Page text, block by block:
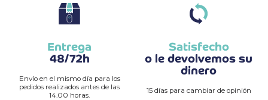
Entrega
48/72h
Envío en el mismo día para los
pedidos realizados antes de las
14.00 horas.
Satisfecho
o le devolvemos su
dinero
15 días para cambiar de opinión